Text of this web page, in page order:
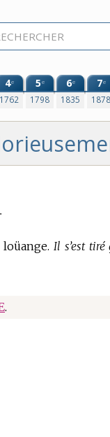
4e
1762
5e
1798
6e
1835
7e
1878
Il s’est
.